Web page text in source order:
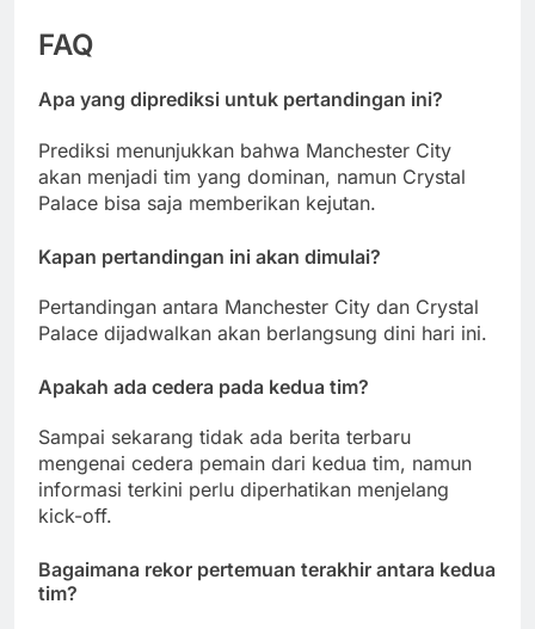
FAQ
Apa yang diprediksi untuk pertandingan ini?
Prediksi menunjukkan bahwa Manchester City
akan menjadi tim yang dominan, namun Crystal
Palace bisa saja memberikan kejutan.
Kapan pertandingan ini akan dimulai?
Pertandingan antara Manchester City dan Crystal
Palace dijadwalkan akan berlangsung dini hari ini.
Apakah ada cedera pada kedua tim?
Sampai sekarang tidak ada berita terbaru
mengenai cedera pemain dari kedua tim, namun
informasi terkini perlu diperhatikan menjelang
kick-off.
Bagaimana rekor pertemuan terakhir antara kedua
tim?